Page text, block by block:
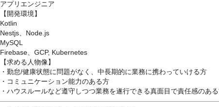
アプリエンジニア
【開発環境】
Kotlin
Nestjs、Node.js
MySQL
Firebase、GCP, Kubernetes
【求める人物像】
・勤怠/健康状態に問題がなく、中長期的に業務に携わっていける方
・コミュニケーション能力のある方
・ハウスルールなど遵守しつつ業務を遂行できる真面目で責任感のあ